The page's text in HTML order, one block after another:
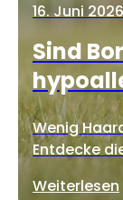
16. Juni 2026
Sind
Wenig
Entdecke
Weiterlesen